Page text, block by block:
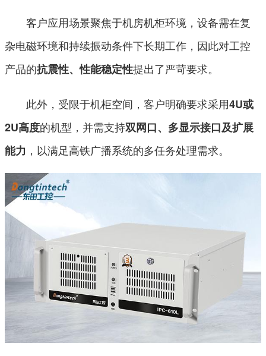
客户应用场景聚焦于机房机柜环境，设备需在复
杂电磁环境和持续振动条件下长期工作，因此对工控
产品的抗震性、性能稳定性提出了严苛要求。
此外，受限于机柜空间，客户明确要求采用4U或
2U高度的机型，并需支持双网口、多显示接口及扩展
能力 ，以满足高铁广播系统的多任务处理需求。